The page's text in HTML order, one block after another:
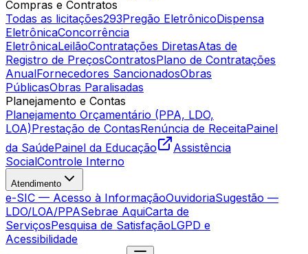
Compras e Contratos
Todas as licitações293Pregão EletrônicoDispensa
EletrônicaConcorrência
EletrônicaLeilãoContratações DiretasAtas de
Registro de PreçosContratosPlano de Contratações
AnualFornecedores SancionadosObras
PúblicasObras Paralisadas
Planejamento e Contas
Planejamento Orçamentário (PPA, LDO,
LOA)Prestação de ContasRenúncia de ReceitaPainel
da SaúdePainel da Educação
Assistência
SocialControle Interno
Atendimento
e-SIC — Acesso à InformaçãoOuvidoriaSugestão —
LDO/LOA/PPASebrae AquiCarta de
ServiçosPesquisa de SatisfaçãoLGPD e
Acessibilidade